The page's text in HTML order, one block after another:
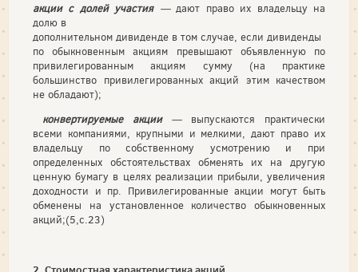
акции с долей участия—дают право их владельцу на
долю в
дополнительном дивиденде в том случае, если дивиденды
по обыкновенным акциям превышают объявленную по
привилегированным акциям сумму (на практике
большинство при­вилегированных акций этим качеством
не обладают);
конвертируемые акции— выпускаются практически
всеми ком­паниями, крупными и мелкими, дают право их
владельцу по собственному усмотрению и при
определенных обстоя­тельствах обменять их на другую
ценную бумагу в целях ре­ализации прибыли, увеличения
доходности и пр. Привиле­гированные акции могут быть
обменены на установленное количество обыкновенных
акций;(5,с.23)